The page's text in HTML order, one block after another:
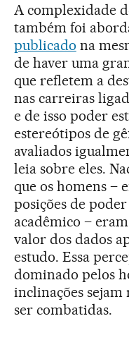
A complexidade
também foi
publicado na
de haver uma
que refletem a
nas carreiras
e de isso poder
estereótipos de
avaliados
leia sobre eles.
que os homens –
posições de
acadêmico –
valor dos dados
estudo. Essa
dominado pelos
inclinações sejam
ser combatidas.